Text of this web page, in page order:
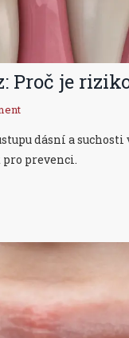
je
dásní a suchosti
prevenci.